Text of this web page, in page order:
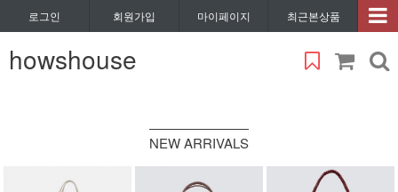
로그인 회원가입 마이페이지 최근본상품
howshouse
NEW ARRIVALS